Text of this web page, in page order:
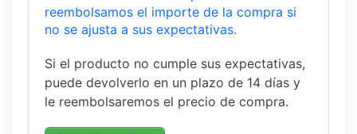
reembolsamos el importe de la compra si
no se ajusta a sus expectativas.
Si el producto no cumple sus expectativas,
puede devolverlo en un plazo de 14 días y
le reembolsaremos el precio de compra.